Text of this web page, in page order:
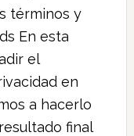
términos y
En esta
el
en
a hacerlo
final